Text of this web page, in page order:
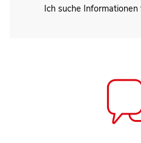
Ich suche